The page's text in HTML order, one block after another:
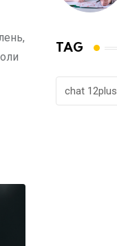
TAG
chat 12plus